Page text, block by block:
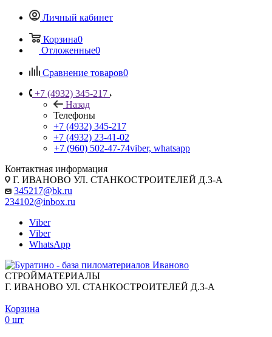
Личный кабинет
Корзина0
Отложенные0
Сравнение товаров0
+7 (4932) 345-217
Назад
Телефоны
+7 (4932) 345-217
+7 (4932) 23-41-02
+7 (960) 502-47-74viber, whatsapp
Контактная информация
Г. ИВАНОВО УЛ. СТАНКОСТРОИТЕЛЕЙ Д.3-А
345217@bk.ru
234102@inbox.ru
Viber
Viber
WhatsApp
СТРОЙМАТЕРИАЛЫ
Г. ИВАНОВО УЛ. СТАНКОСТРОИТЕЛЕЙ Д.3-А
Корзина
0 шт